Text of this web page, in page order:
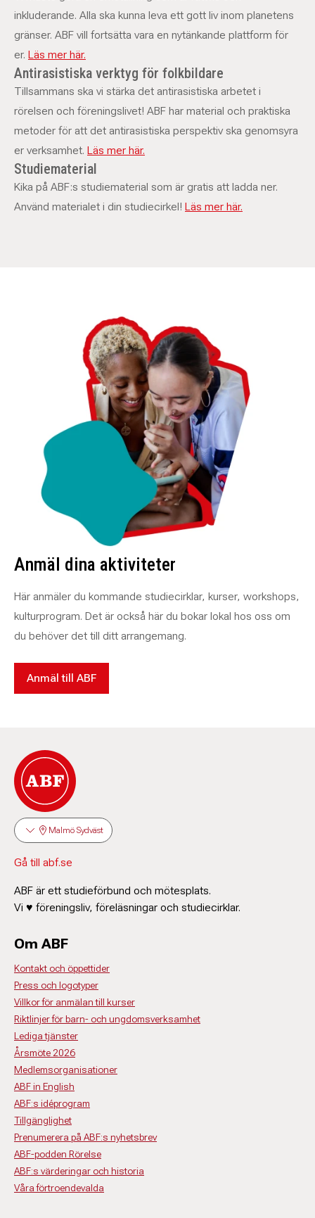
inkluderande. Alla ska kunna leva ett gott liv inom planetens
gränser. ABF vill fortsätta vara en nytänkande plattform för
er. Läs mer här.
Antirasistiska verktyg för folkbildare
Tillsammans ska vi stärka det antirasistiska arbetet i
rörelsen och föreningslivet! ABF har material och praktiska
metoder för att det antirasistiska perspektiv ska genomsyra
er verksamhet. Läs mer här.
Studiematerial
Kika på ABF:s studiematerial som är gratis att ladda ner.
Använd materialet i din studiecirkel! Läs mer här.
Anmäl dina aktiviteter
Här anmäler du kommande studiecirklar, kurser, workshops,
kulturprogram. Det är också här du bokar lokal hos oss om
du behöver det till ditt arrangemang.
Anmäl till ABF
Malmö Sydväst
Gå till abf.se
ABF är ett studieförbund och mötesplats.
Vi ♥ föreningsliv, föreläsningar och studiecirklar.
Om ABF
Kontakt och öppettider
Press och logotyper
Villkor för anmälan till kurser
Riktlinjer för barn- och ungdomsverksamhet
Lediga tjänster
Årsmöte 2026
Medlemsorganisationer
ABF in English
ABF:s idéprogram
Tillgänglighet
Prenumerera på ABF:s nyhetsbrev
ABF-podden Rörelse
ABF:s värderingar och historia
Våra förtroendevalda